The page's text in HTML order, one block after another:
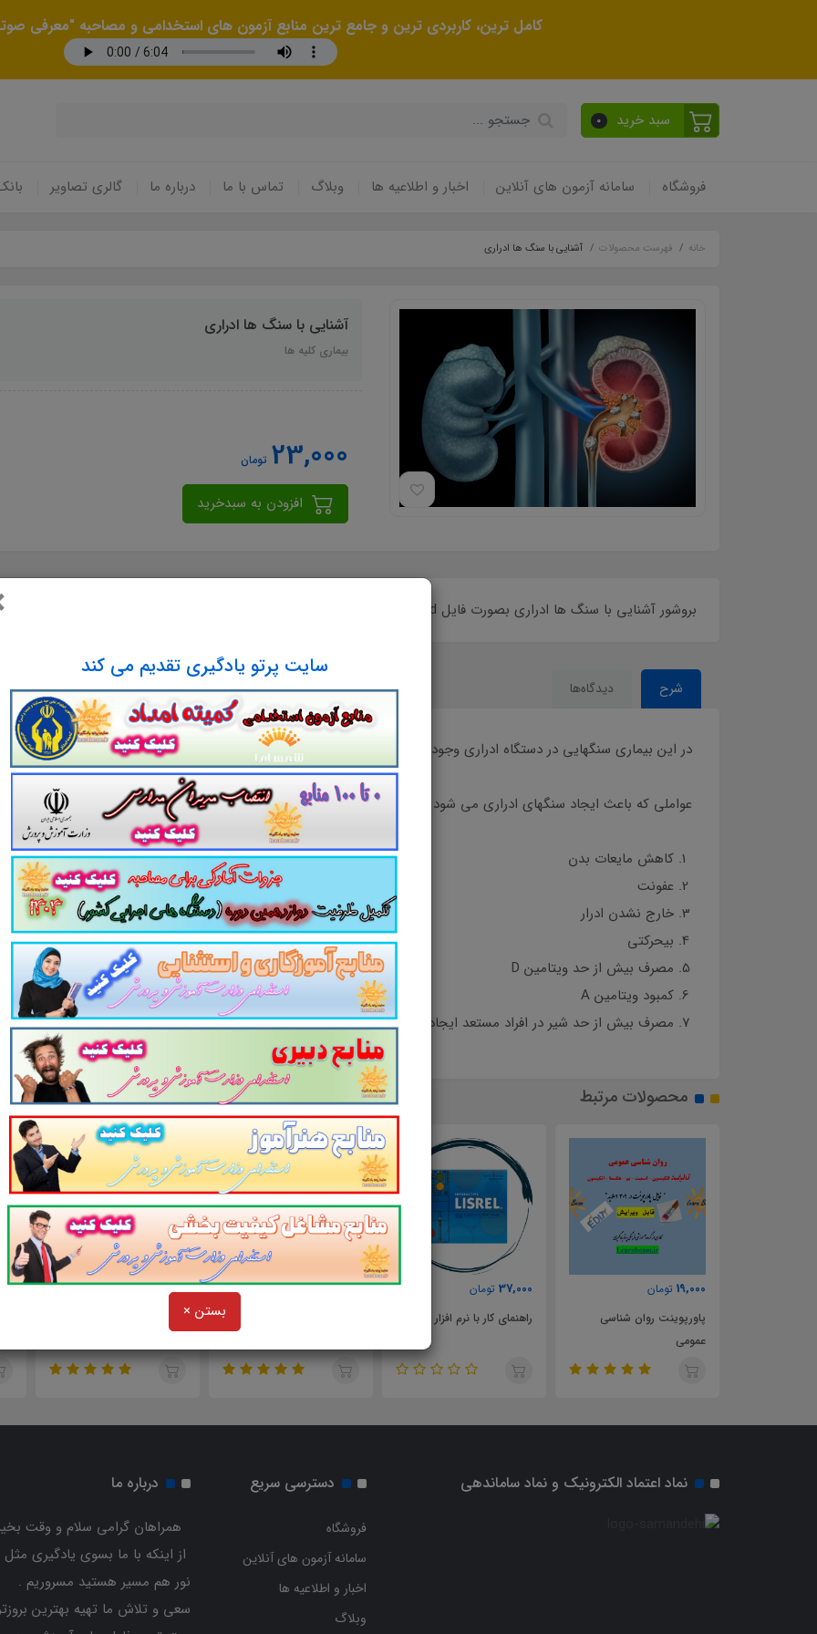
کامل ترین، کاربردی ترین و جامع ترین منابع آزمون های استخدامی و مصاحبه "معرفی
سبد خرید 0
فروشگاه سامانه آزمون های آنلاین اخبار و اطلاعیه ها وبلاگ تماس با ما درباره ما گالری تصاویر
سایت پرتو یادگیری تقدیم می کند
بستن ×
خانه فهرست محصولات آشنایی با سنگ ها ادراری
آشنایی با سنگ ها ادراری
بیماری کلیه ها
23,000 تومان
بروشور آشنایی با سنگ ها ادراری بصورت فایل word
شرح دیدگاه‌ها
در این بیماری سنگهایی در دستگاه ادراری وجود دارند که بر اثر ته نشین شدن املاح ادراری ایجاد می شوند. این املاح
عواملی که باعث ایجاد سنگهای ادراری می شود شامل:
کاهش مایعات بدن
عفونت
خارج نشدن ادرار
بیحرکتی
مصرف بیش از حد ویتامین D
کمبود ویتامین A
مصرف بیش از حد شیر در افراد مستعد ایجاد سنگهای کلسیمی
محصولات مرتبط
19,000 تومان
پاورپوینت روان شناسي
عمومی
37,000 تومان
راهنمای کار با نرم افزار لیزرل
31,000 تومان
37,000 تومان
آموزش گام به گام نرم افزار
نماد اعتماد الکترونیک و نماد ساماندهی دسترسی سریع
فروشگاه
سامانه آزمون های آنلاین
اخبار و اطلاعیه ها
وبلاگ
درباره ما
همراهان گرامی سلام و وقت
از اینکه با ما بسوی یادگیری
نور هم مسیر هستید مسروریم .
سعی و تلاش ما تهیه بهترین